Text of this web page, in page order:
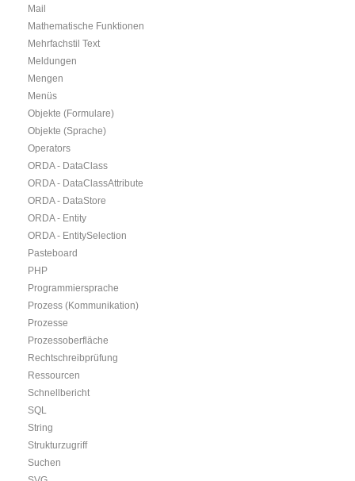
Mail
Mathematische Funktionen
Mehrfachstil Text
Meldungen
Mengen
Menüs
Objekte (Formulare)
Objekte (Sprache)
Operators
ORDA - DataClass
ORDA - DataClassAttribute
ORDA - DataStore
ORDA - Entity
ORDA - EntitySelection
Pasteboard
PHP
Programmiersprache
Prozess (Kommunikation)
Prozesse
Prozessoberfläche
Rechtschreibprüfung
Ressourcen
Schnellbericht
SQL
String
Strukturzugriff
Suchen